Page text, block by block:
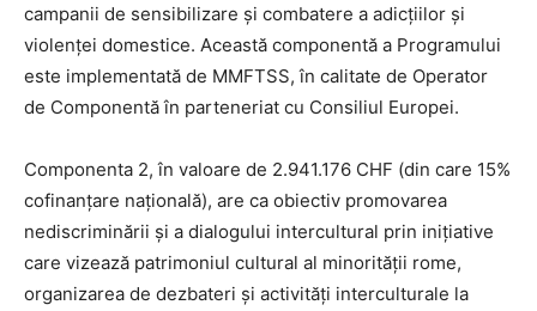
campanii de sensibilizare și combatere a adicțiilor și
violenței domestice. Această componentă a Programului
este implementată de MMFTSS, în calitate de Operator
de Componentă în parteneriat cu Consiliul Europei.
Componenta 2, în valoare de 2.941.176 CHF (din care 15%
cofinanțare națională), are ca obiectiv promovarea
nediscriminării și a dialogului intercultural prin inițiative
care vizează patrimoniul cultural al minorității rome,
organizarea de dezbateri și activități interculturale la